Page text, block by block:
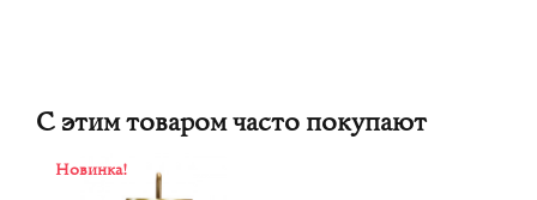
С этим товаром часто покупают
Новинка!